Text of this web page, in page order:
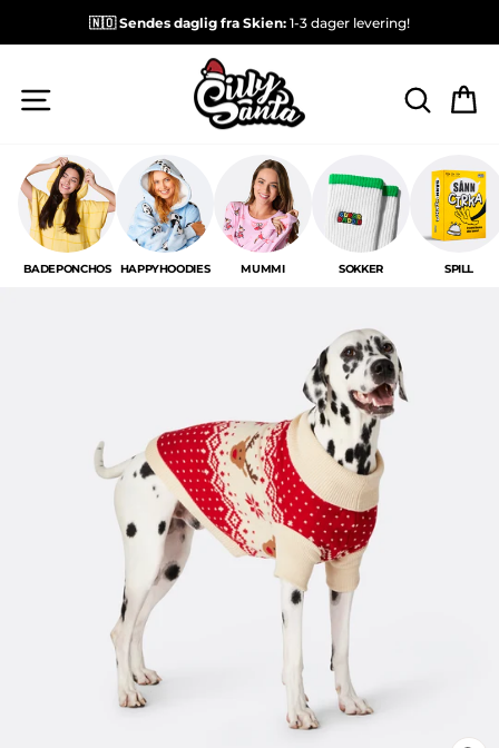
🇳🇴 Sendes daglig fra Skien: 1-3 dager levering!
SØK
BADEPONCHOS HAPPYHOODIES MUMMI SOKKER SPILL